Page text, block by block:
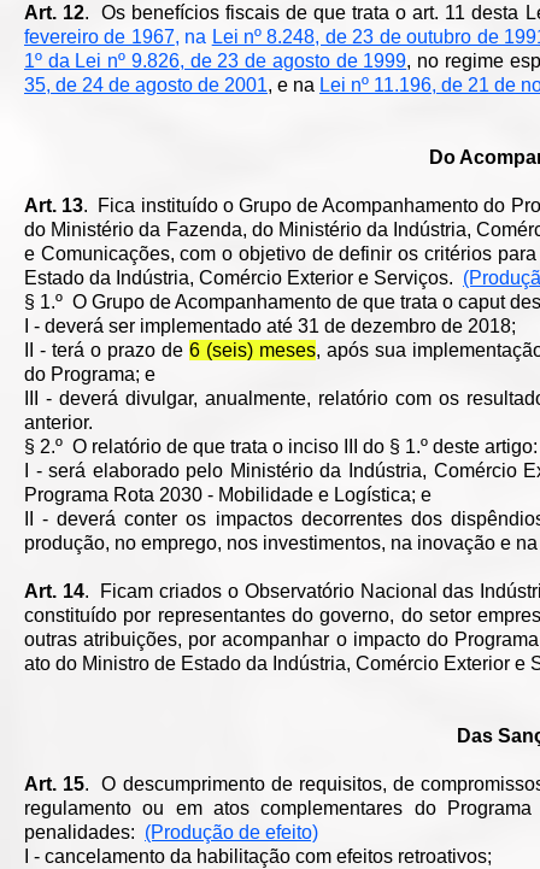
Art. 12. Os benefícios fiscais de que trata o art. 11 desta
fevereiro de 1967, na Lei nº 8.248, de 23 de outubro de
1º da Lei nº 9.826, de 23 de agosto de 1999, no regime
35, de 24 de agosto de 2001, e na Lei nº 11.196, de 21 de
Do
Art. 13. Fica instituído o Grupo de Acompanhamento do
do Ministério da Fazenda, do Ministério da Indústria,
e Comunicações, com o objetivo de definir os critérios
Estado da Indústria, Comércio Exterior e Serviços.
§ 1.º O Grupo de Acompanhamento de que trata o caput
I - deverá ser implementado até 31 de dezembro de 2018;
II - terá o prazo de 6 (seis) meses, após sua
do Programa; e
III - deverá divulgar, anualmente, relatório com os
anterior.
§ 2.º O relatório de que trata o inciso III do § 1.º deste artigo:
I - será elaborado pelo Ministério da Indústria, Comércio
Programa Rota 2030 - Mobilidade e Logística; e
II - deverá conter os impactos decorrentes dos
produção, no emprego, nos investimentos, na inovação e
Art. 14. Ficam criados o Observatório Nacional das
constituído por representantes do governo, do setor
outras atribuições, por acompanhar o impacto do
ato do Ministro de Estado da Indústria, Comércio Exterior e
Das
Art. 15. O descumprimento de requisitos, de
regulamento ou em atos complementares do
penalidades: (Produção de efeito)
I - cancelamento da habilitação com efeitos retroativos;